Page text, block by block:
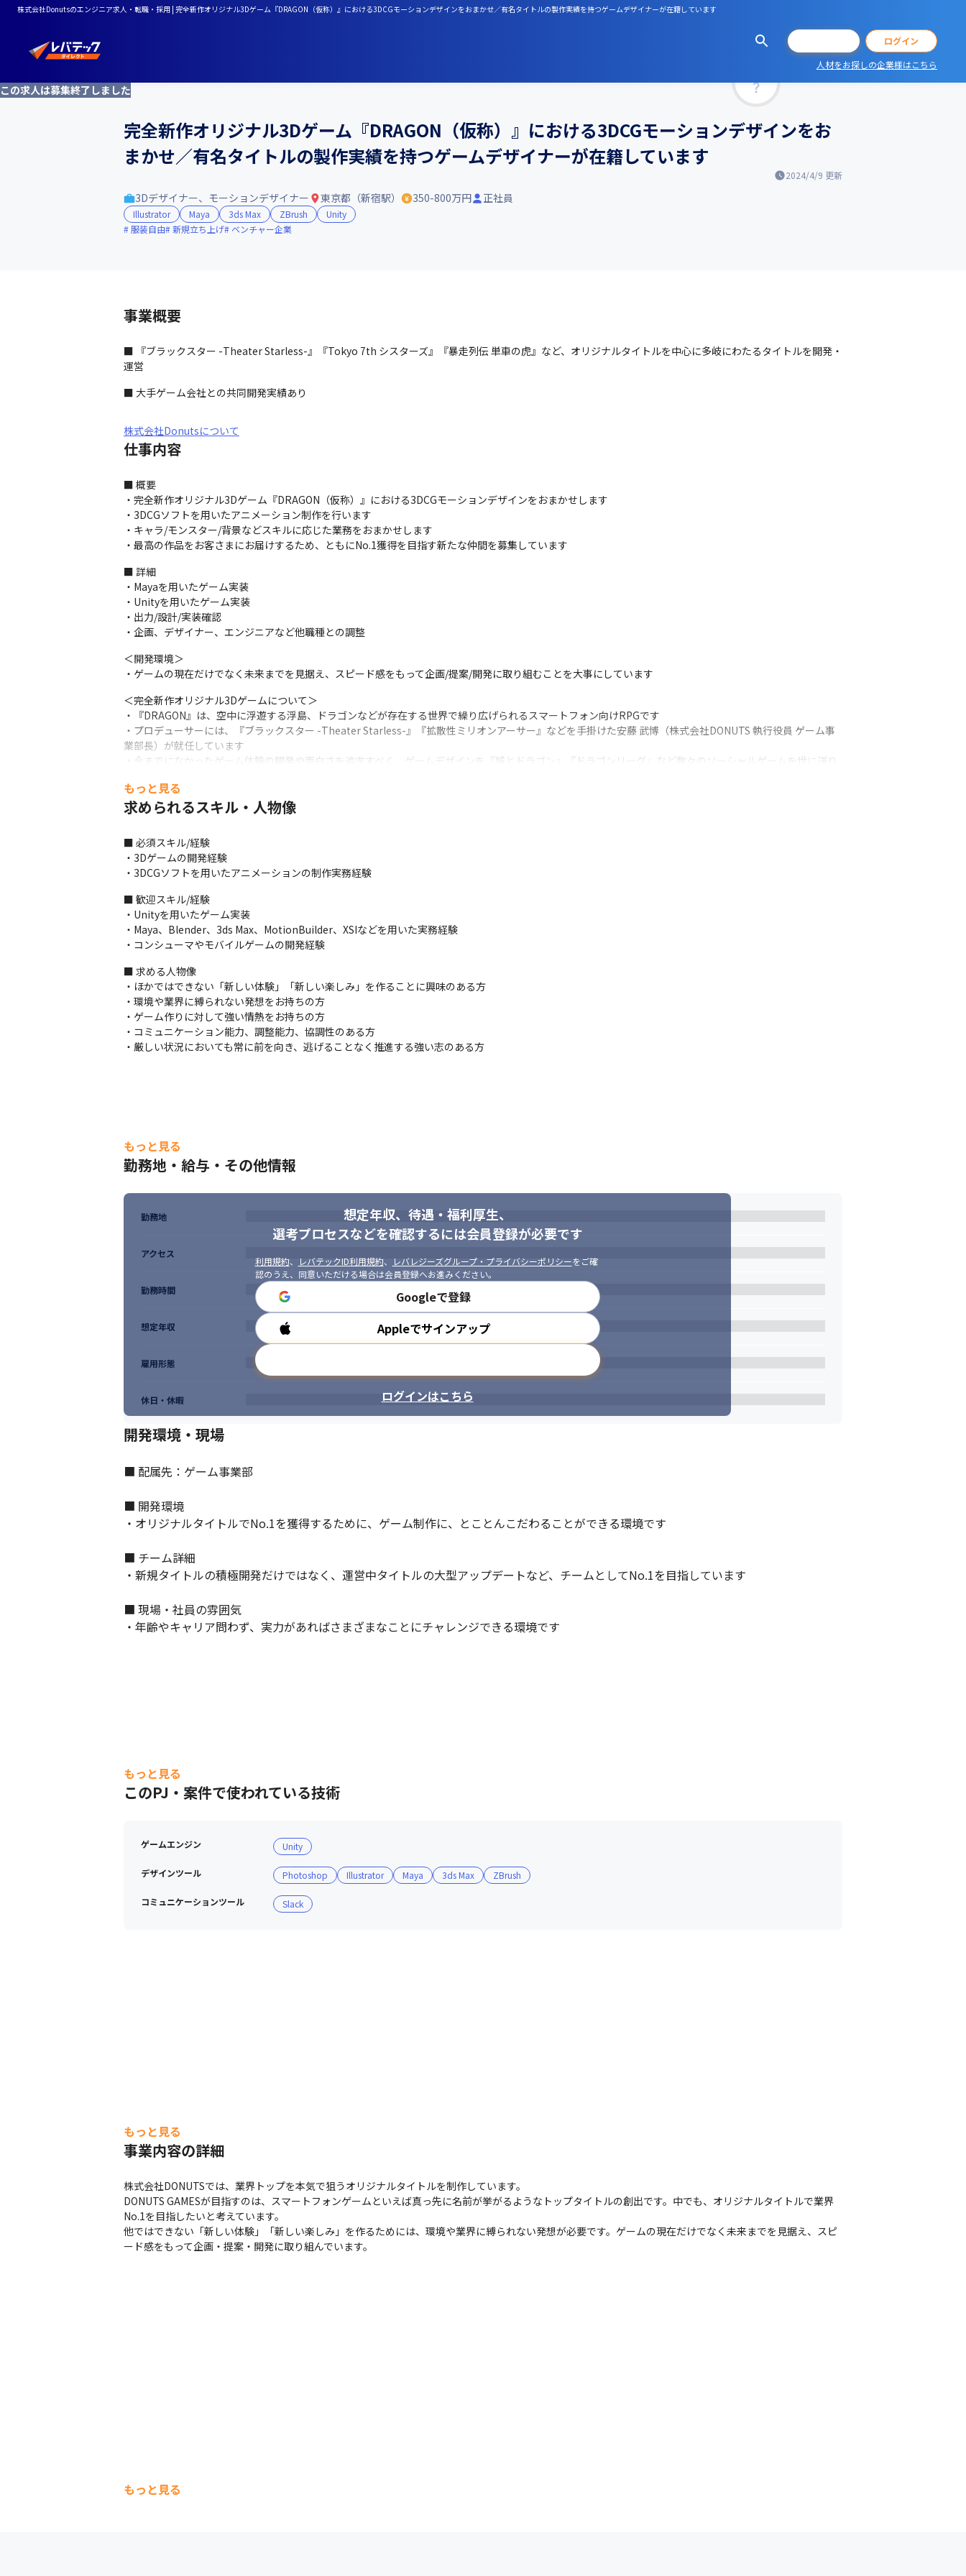
株式会社Donutsのエンジニア求人・転職・採用 | 完全新作オリジナル3Dゲーム『DRAGON（仮称）』における3DCGモーションデザインをおまかせ／有名タイトルの製作実績を持つゲームデザイナーが在籍しています
ログイン
人材をお探しの企業様はこちら
この求人は募集終了しました
完全新作オリジナル3Dゲーム『DRAGON（仮称）』における3DCGモーションデザインをお
まかせ／有名タイトルの製作実績を持つゲームデザイナーが在籍しています
2024/4/9 更新
3Dデザイナー、モーションデザイナー 東京都（新宿駅） 350-800万円 正社員
Illustrator Maya 3ds Max ZBrush
Unity
服装自由
新規立ち上げ ベンチャー企業
事業概要
■ 『ブラックスター -Theater Starless-』『Tokyo 7th シスターズ』『暴走列伝 単車の虎』など、オリジナルタイトルを中心に多岐にわたるタイトルを開発・
運営
■ 大手ゲーム会社との共同開発実績あり
株式会社Donutsについて
仕事内容
■ 概要
・完全新作オリジナル3Dゲーム『DRAGON（仮称）』における3DCGモーションデザインをおまかせします
・3DCGソフトを用いたアニメーション制作を行います
・キャラ/モンスター/背景などスキルに応じた業務をおまかせします
・最高の作品をお客さまにお届けするため、ともにNo.1獲得を目指す新たな仲間を募集しています
■ 詳細
・Mayaを用いたゲーム実装
・Unityを用いたゲーム実装
・出力/設計/実装確認
・企画、デザイナー、エンジニアなど他職種との調整
＜開発環境＞
・ゲームの現在だけでなく未来までを見据え、スピード感をもって企画/提案/開発に取り組むことを大事にしています
＜完全新作オリジナル3Dゲームについて＞
・『DRAGON』は、空中に浮遊する浮島、ドラゴンなどが存在する世界で繰り広げられるスマートフォン向けRPGです
・プロデューサーには、『ブラックスター -Theater Starless-』『拡散性ミリオンアーサー』などを手掛けた安藤 武博（株式会社DONUTS 執行役員 ゲーム事
業部長）が就任しています
・今までになかったゲーム体験の開発や面白さを追求すべく、ゲームデザインを『城とドラゴン』『ドラゴンリーグ」など数々のソーシャルゲームを世に送り
＜タイトル一覧＞
・『ユアマジェスティ』
・『D4DJ Groovy Mix』
・『ブラックスター -Theater Starless-』
・『Tokyo 7th シスターズ』
・『暴走列伝 単車の虎』
■ この仕事の面白み、魅力
・個々の裁量が大きく、自ら考えて行動でき、やりがいを持って制作に挑むことができます
・オリジナルタイトルでのNo.1獲得を目指し、ゲーム開発に0から携わることが可能です
少数精鋭メンバーで業務に取り組むことが可能です。 個々の裁量が大きく、やりがいも大きいです。
もっと見る
求められるスキル・人物像
■ 必須スキル/経験
・3Dゲームの開発経験
・3DCGソフトを用いたアニメーションの制作実務経験
■ 歓迎スキル/経験
・Unityを用いたゲーム実装
・Maya、Blender、3ds Max、MotionBuilder、XSIなどを用いた実務経験
・コンシューマやモバイルゲームの開発経験
■ 求める人物像
・ほかではできない「新しい体験」「新しい楽しみ」を作ることに興味のある方
・環境や業界に縛られない発想をお持ちの方
・ゲーム作りに対して強い情熱をお持ちの方
・コミュニケーション能力、調整能力、協調性のある方
・厳しい状況においても常に前を向き、逃げることなく推進する強い志のある方
もっと見る
勤務地・給与・その他情報
想定年収、待遇・福利厚生、
選考プロセスなどを確認するには会員登録が必要です
利用規約、 レバテックID利用規約、 レバレジーズグループ・プライバシーポリシーをご確
認のうえ、同意いただける場合は会員登録へお進みください。
Googleで登録
Appleでサインアップ
ログインはこちら
勤務地
アクセス
勤務時間
想定年収
雇用形態
休日・休暇
開発環境・現場
■ 配属先：ゲーム事業部
■ 開発環境
・オリジナルタイトルでNo.1を獲得するために、ゲーム制作に、とことんこだわることができる環境です
■ チーム詳細
・新規タイトルの積極開発だけではなく、運営中タイトルの大型アップデートなど、チームとしてNo.1を目指しています
■ 現場・社員の雰囲気
・年齢やキャリア問わず、実力があればさまざまなことにチャレンジできる環境です
もっと見る
このPJ・案件で使われている技術
ゲームエンジン Unity
デザインツール Photoshop Illustrator Maya 3ds Max ZBrush
コミュニケーションツール Slack
もっと見る
事業内容の詳細
株式会社DONUTSでは、業界トップを本気で狙うオリジナルタイトルを制作しています。
DONUTS GAMESが目指すのは、スマートフォンゲームといえば真っ先に名前が挙がるようなトップタイトルの創出です。中でも、オリジナルタイトルで業界
No.1を目指したいと考えています。
他ではできない「新しい体験」「新しい楽しみ」を作るためには、環境や業界に縛られない発想が必要です。ゲームの現在だけでなく未来までを見据え、スピ
ード感をもって企画・提案・開発に取り組んでいます。
もっと見る